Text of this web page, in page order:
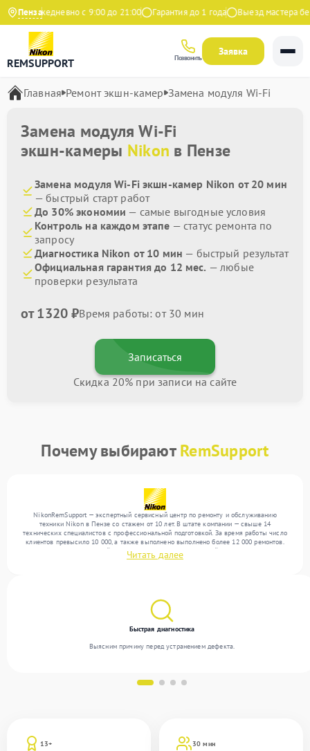
Пенза
Ежедневно с 9:00 до 21:00 Гарантия до 1 года Выезд мастера
REMSUPPORT Позвонить
Заявка
Главная Ремонт экшн-камер Замена модуля Wi-Fi
Замена модуля Wi-Fi
экшн-камеры Nikon в Пензе
Замена модуля Wi-Fi экшн-камер Nikon от 20 мин
— быстрый старт работ
До 30% экономии — самые выгодные условия
Контроль на каждом этапе — статус ремонта по
запросу
Диагностика Nikon от 10 мин — быстрый результат
Официальная гарантия до 12 мес. — любые
проверки результата
от 1320 ₽Время работы: от 30 мин
Записаться
Скидка 20% при записи на сайте
Почему выбираютRemSupport
NikonRemSupport — экспертный сервисный центр по ремонту и обслуживанию
техники Nikon в Пензе со стажем от 10 лет. В штате компании — свыше 14
технических специалистов с профессиональной подготовкой. За время работы число
клиентов превысило 10 000, а также выполнено выполнено более 12 000 ремонтов.
Ежемесячно в сервисный центр поступает более 300 устройств, включая , , . Мы
устраняем поломки любой сложности и поддерживаем высокий стандарт качества
Читать далее
13+
30 мин
Быстрая диагностика
Выясним причину перед устранением дефекта.